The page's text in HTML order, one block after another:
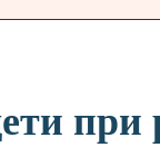
при